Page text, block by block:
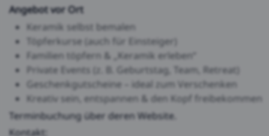
Angebot vor Ort
Keramik selbst bemalen
Töpferkurse (auch für Einsteiger)
Familien töpfern & „Keramik erleben“
Private Events (z. B. Geburtstag, Team, Retreat)
Geschenkgutscheine – ideal zum Verschenken
Kreativ sein, entspannen & den Kopf freibekommen
Terminbuchung über deren Website.
Kontakt: